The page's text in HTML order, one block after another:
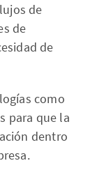
de
de
de
como
para que la
dentro